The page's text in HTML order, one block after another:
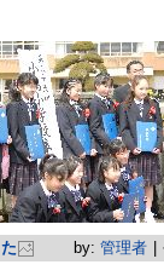
by: 管理者